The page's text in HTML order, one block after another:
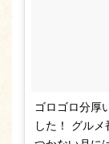
ゴロゴロ分厚
した！ グル